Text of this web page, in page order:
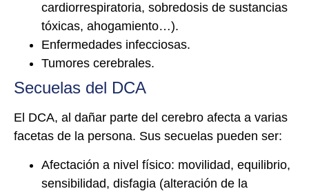
cardiorrespiratoria, sobredosis de sustancias
tóxicas, ahogamiento…).
Enfermedades infecciosas.
Tumores cerebrales.
Secuelas del DCA
El DCA, al dañar parte del cerebro afecta a varias
facetas de la persona. Sus secuelas pueden ser:
Afectación a nivel físico: movilidad, equilibrio,
sensibilidad, disfagia (alteración de la